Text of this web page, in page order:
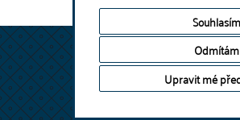
Souhlasím
Odmítám
Upravit mé